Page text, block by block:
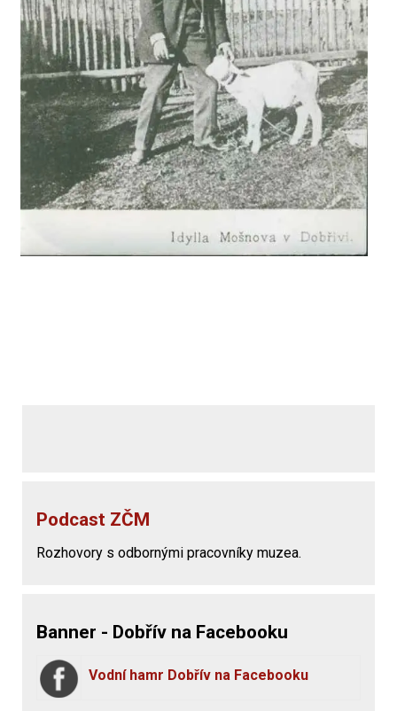
Podcast ZČM
Rozhovory s odbornými pracovníky muzea.
Banner - Dobřív na Facebooku
Vodní hamr Dobřív na Facebooku